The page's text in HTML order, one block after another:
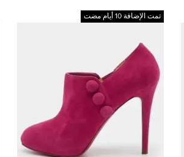
تمت الإضافة 10 أيام مضت